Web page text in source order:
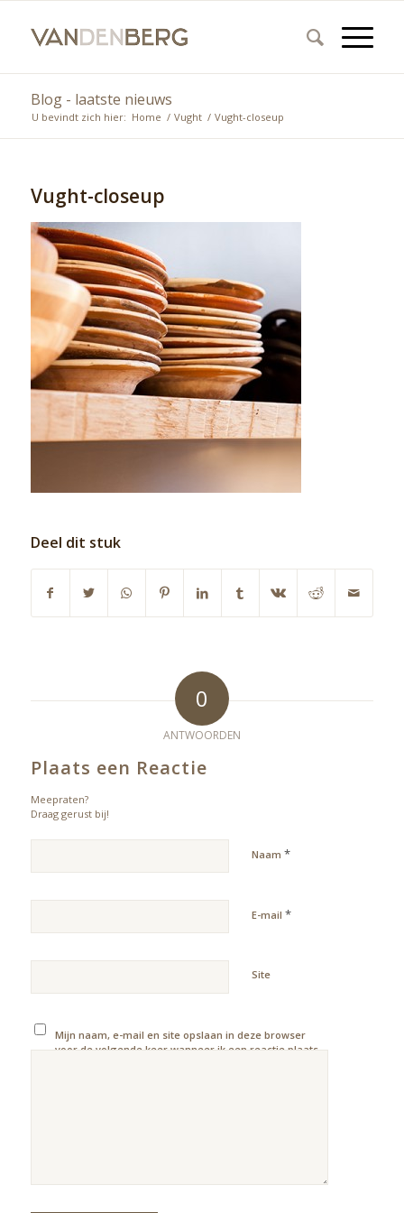
Blog - laatste nieuws
U bevindt zich hier: Home / Vught / Vught-closeup
Vught-closeup
Deel dit stuk
0
ANTWOORDEN
Plaats een Reactie
Meepraten?
Draag gerust bij!
Naam *
E-mail *
Site
Mijn naam, e-mail en site opslaan in deze browser
voor de volgende keer wanneer ik een reactie plaats.